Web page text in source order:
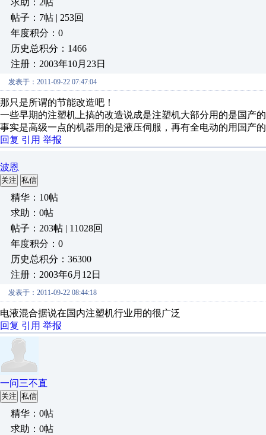
求助：2帖
帖子：7帖 | 253回
年度积分：0
历史总积分：1466
注册：2003年10月23日
发表于：2011-09-22 07:47:04
那只是所谓的节能改造吧！
一些早期的注塑机上搞的改造说成是注塑机大部分用的是国产
事实是高级一点的机器用的是液压伺服，再有全电动的用国产
回复 引用 举报
波恩
关注 私信
精华：10帖
求助：0帖
帖子：203帖 | 11028回
年度积分：0
历史总积分：36300
注册：2003年6月12日
发表于：2011-09-22 08:44:18
电液混合据说在国内注塑机行业用的很广泛
回复 引用 举报
一问三不直
关注 私信
精华：0帖
求助：0帖